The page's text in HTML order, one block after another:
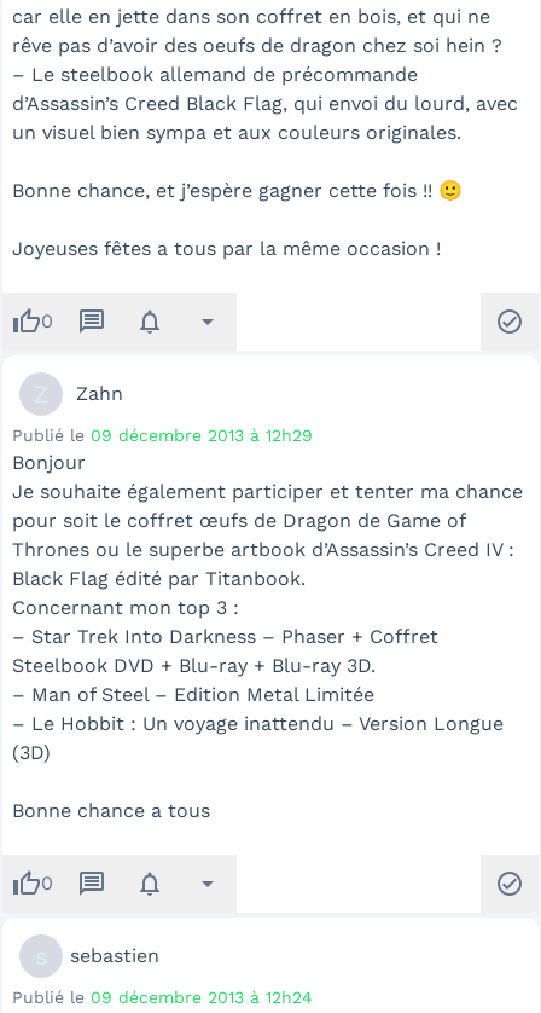
car elle en jette dans son coffret en bois, et qui ne
rêve pas d’avoir des oeufs de dragon chez soi hein ?
– Le steelbook allemand de précommande
d’Assassin’s Creed Black Flag, qui envoi du lourd, avec
un visuel bien sympa et aux couleurs originales.
Bonne chance, et j’espère gagner cette fois !! 🙂
Joyeuses fêtes a tous par la même occasion !
thumb_up0 message notifications arrow_drop_down check_circle
Zahn
Publié le 09 décembre 2013 à 12h29
Bonjour
Je souhaite également participer et tenter ma chance
pour soit le coffret œufs de Dragon de Game of
Thrones ou le superbe artbook d’Assassin’s Creed IV :
Black Flag édité par Titanbook.
Concernant mon top 3 :
– Star Trek Into Darkness – Phaser + Coffret
Steelbook DVD + Blu-ray + Blu-ray 3D.
– Man of Steel – Edition Metal Limitée
– Le Hobbit : Un voyage inattendu – Version Longue
(3D)
Bonne chance a tous
thumb_up0 message notifications arrow_drop_down check_circle
sebastien
Publié le 09 décembre 2013 à 12h24